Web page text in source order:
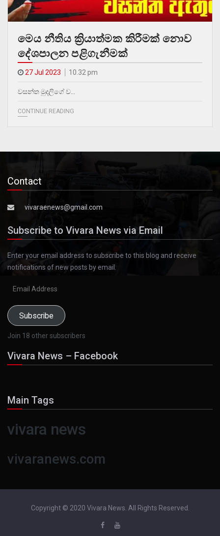
මෙය නීතිය ක්‍රියාත්මක කිරීමක් නොව
දේශපාලන පළිගැනීමක්
27 Jul 2023 10.32 pm
වසන්ත මුදලිගේ ව…
CONTINUE READING
Contact
vivaraenews@gmail.com
Subscribe to Vivara News via Email
Enter your email address to subscribe to this blog and receive
notifications of new posts by email.
Subscribe
Join 18 other subscribers
Vivara News – Facebook
Main Tags
vivara news
vivaranews.com
Copyright © 2020 Vivara News. All Rights Reserved.